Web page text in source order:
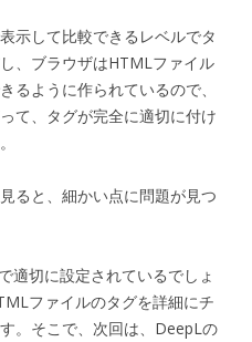
示して比較できるレベルでタ
、ブラウザはHTMLファイル
るように作られているので、
て、タグが完全に適切に付け
ると、細かい点に問題が見つ
適切に設定されているでしょ
ファイルのタグを詳細にチ
。そこで、次回は、DeepLの